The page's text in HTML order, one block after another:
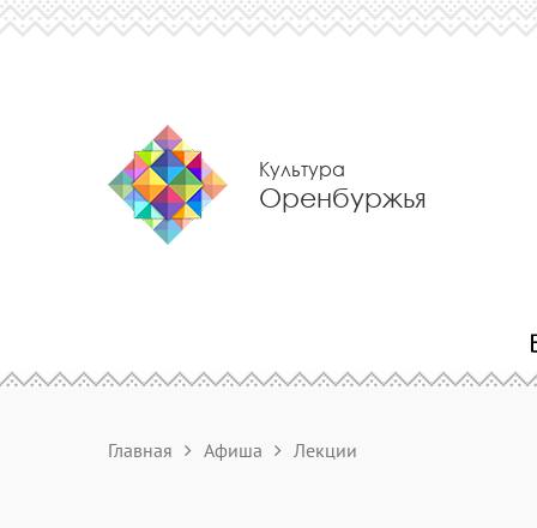
Культура
Оренбуржья
Главная Афиша Лекции